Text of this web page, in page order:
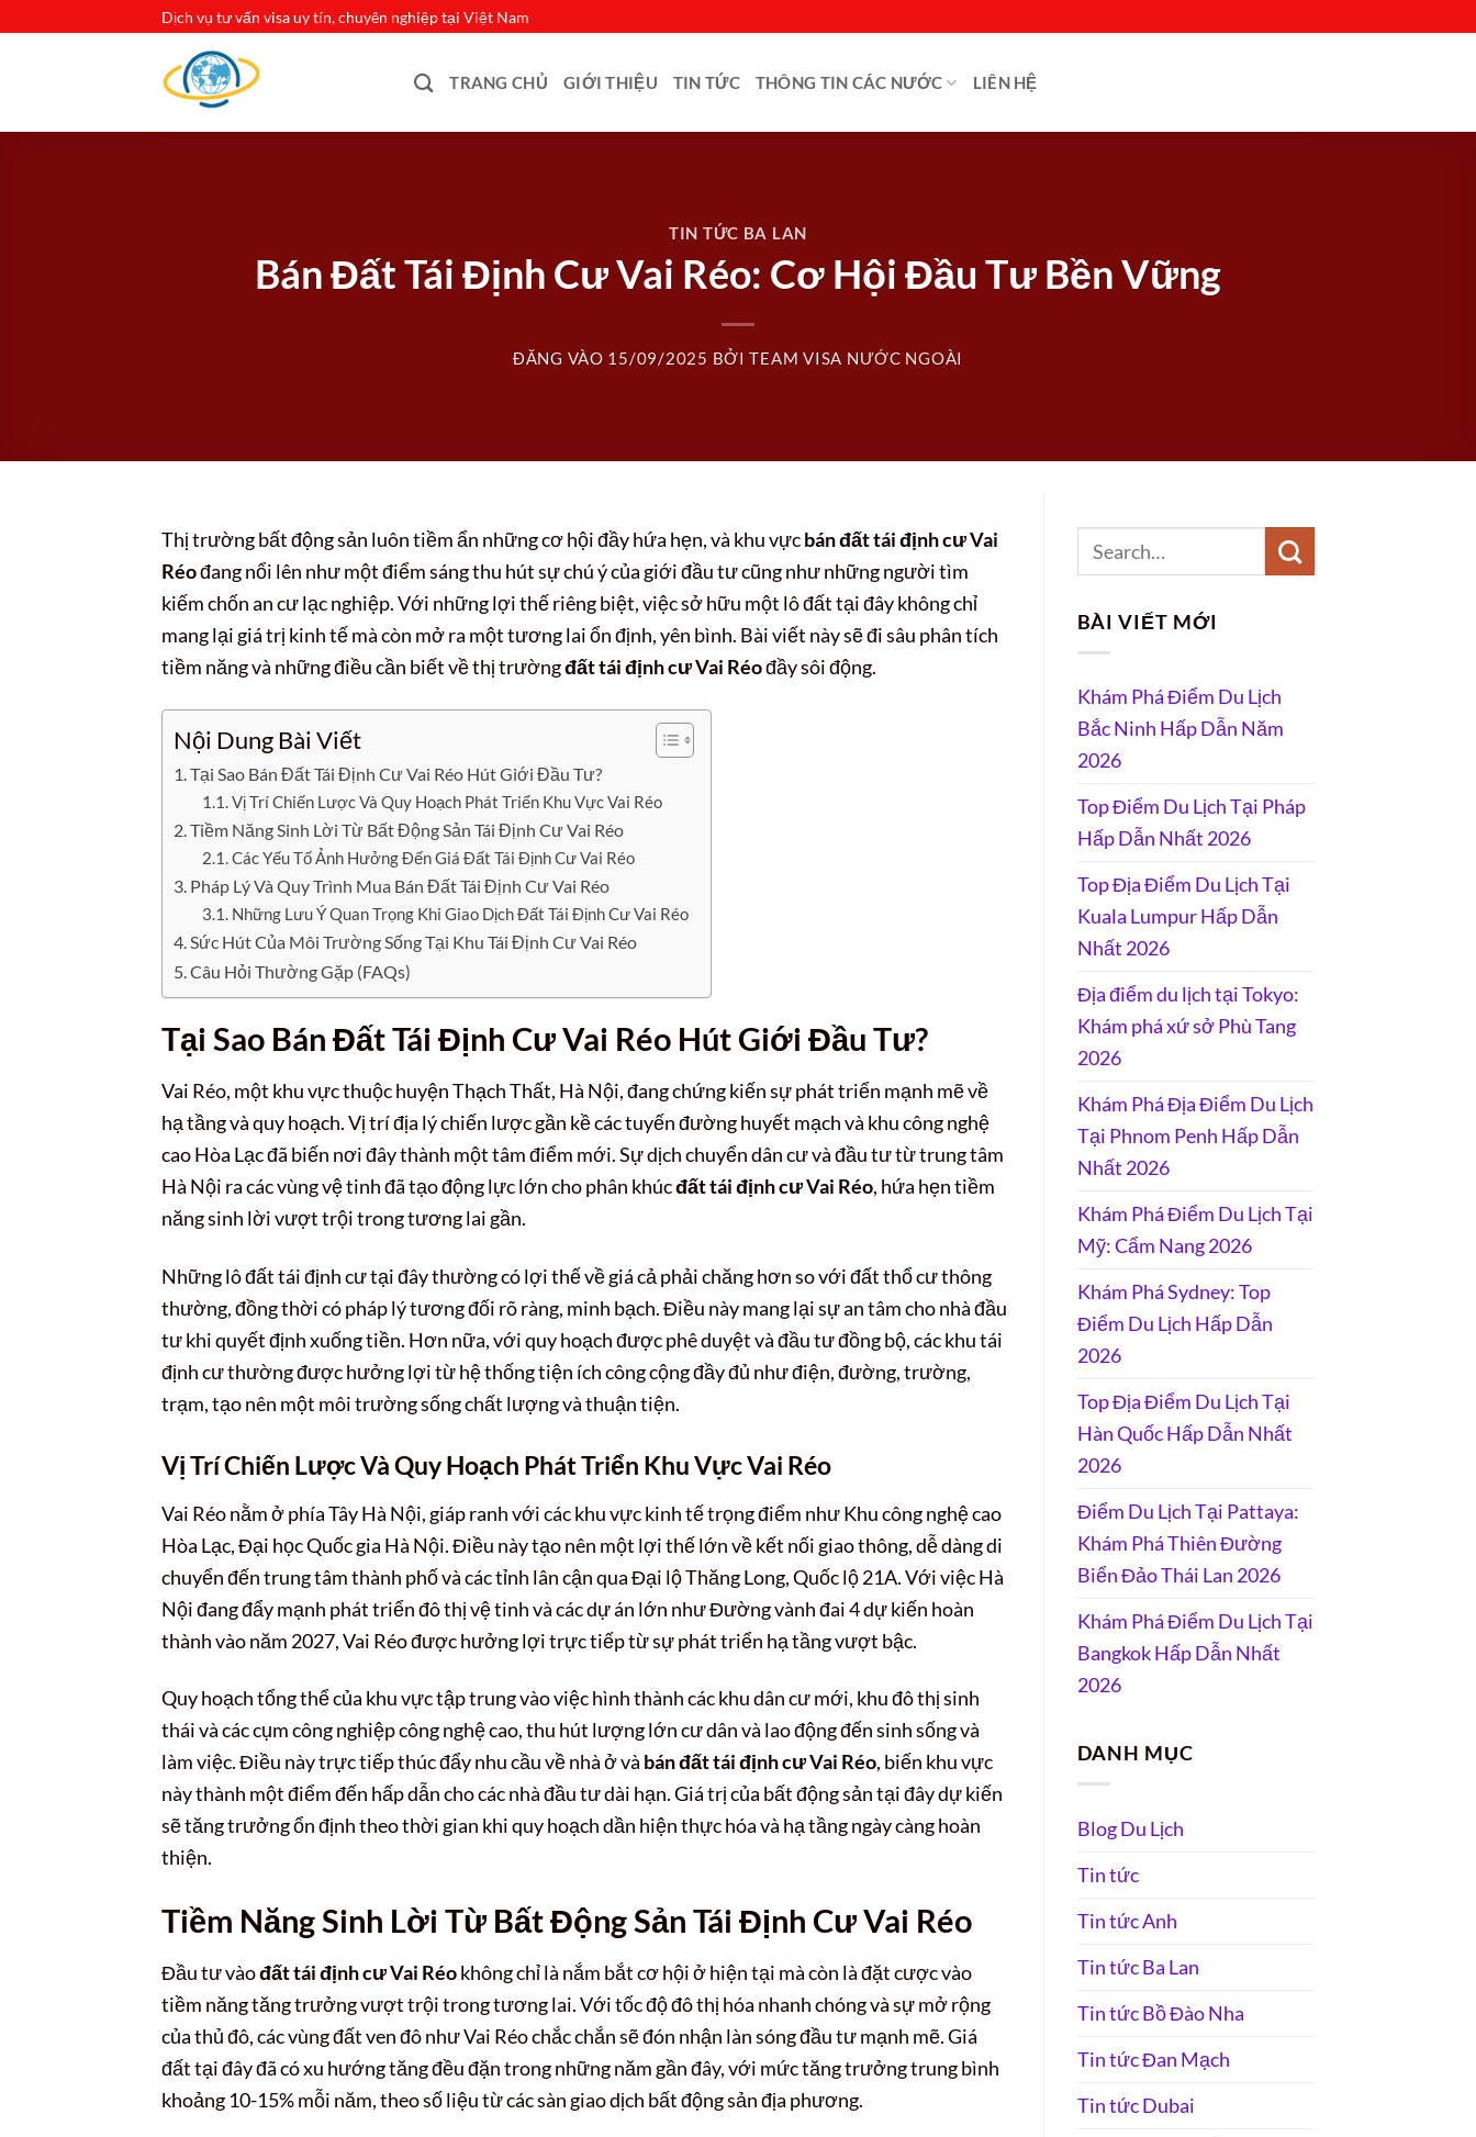
Dịch vụ tư vấn visa uy tín, chuyên nghiệp tại Việt Nam
TRANG CHỦ GIỚI THIỆU TIN TỨC THÔNG TIN CÁC NƯỚC LIÊN HỆ
TIN TỨC BA LAN
Bán Đất Tái Định Cư Vai Réo: Cơ Hội Đầu Tư Bền Vững
ĐĂNG VÀO 15/09/2025 BỞITEAM VISA NƯỚC NGOÀI
Thị trường bất động sản luôn tiềm ẩn những cơ hội đầy hứa hẹn, và khu vựcbán đất tái định cư Vai
Réođang nổi lên như một điểm sáng thu hút sự chú ý của giới đầu tư cũng như những người tìm
kiếm chốn an cư lạc nghiệp. Với những lợi thế riêng biệt, việc sở hữu một lô đất tại đây không chỉ
mang lại giá trị kinh tế mà còn mở ra một tương lai ổn định, yên bình. Bài viết này sẽ đi sâu phân tích
tiềm năng và những điều cần biết về thị trườngđất tái định cư Vai Réođầy sôi động.
Nội Dung Bài Viết
Tại Sao Bán Đất Tái Định Cư Vai Réo Hút Giới Đầu Tư?
Vị Trí Chiến Lược Và Quy Hoạch Phát Triển Khu Vực Vai Réo
Tiềm Năng Sinh Lời Từ Bất Động Sản Tái Định Cư Vai Réo
Các Yếu Tố Ảnh Hưởng Đến Giá Đất Tái Định Cư Vai Réo
Pháp Lý Và Quy Trình Mua Bán Đất Tái Định Cư Vai Réo
Những Lưu Ý Quan Trọng Khi Giao Dịch Đất Tái Định Cư Vai Réo
Sức Hút Của Môi Trường Sống Tại Khu Tái Định Cư Vai Réo
Câu Hỏi Thường Gặp (FAQs)
Tại Sao Bán Đất Tái Định Cư Vai Réo Hút Giới Đầu Tư?
Vai Réo, một khu vực thuộc huyện Thạch Thất, Hà Nội, đang chứng kiến sự phát triển mạnh mẽ về
hạ tầng và quy hoạch. Vị trí địa lý chiến lược gần kề các tuyến đường huyết mạch và khu công nghệ
cao Hòa Lạc đã biến nơi đây thành một tâm điểm mới. Sự dịch chuyển dân cư và đầu tư từ trung tâm
Hà Nội ra các vùng vệ tinh đã tạo động lực lớn cho phân khúcđất tái định cư Vai Réo, hứa hẹn tiềm
năng sinh lời vượt trội trong tương lai gần.
Những lô đất tái định cư tại đây thường có lợi thế về giá cả phải chăng hơn so với đất thổ cư thông
thường, đồng thời có pháp lý tương đối rõ ràng, minh bạch. Điều này mang lại sự an tâm cho nhà đầu
tư khi quyết định xuống tiền. Hơn nữa, với quy hoạch được phê duyệt và đầu tư đồng bộ, các khu tái
định cư thường được hưởng lợi từ hệ thống tiện ích công cộng đầy đủ như điện, đường, trường,
trạm, tạo nên một môi trường sống chất lượng và thuận tiện.
Vị Trí Chiến Lược Và Quy Hoạch Phát Triển Khu Vực Vai Réo
Vai Réo nằm ở phía Tây Hà Nội, giáp ranh với các khu vực kinh tế trọng điểm như Khu công nghệ cao
Hòa Lạc, Đại học Quốc gia Hà Nội. Điều này tạo nên một lợi thế lớn về kết nối giao thông, dễ dàng di
chuyển đến trung tâm thành phố và các tỉnh lân cận qua Đại lộ Thăng Long, Quốc lộ 21A. Với việc Hà
Nội đang đẩy mạnh phát triển đô thị vệ tinh và các dự án lớn như Đường vành đai 4 dự kiến hoàn
thành vào năm 2027, Vai Réo được hưởng lợi trực tiếp từ sự phát triển hạ tầng vượt bậc.
Quy hoạch tổng thể của khu vực tập trung vào việc hình thành các khu dân cư mới, khu đô thị sinh
thái và các cụm công nghiệp công nghệ cao, thu hút lượng lớn cư dân và lao động đến sinh sống và
làm việc. Điều này trực tiếp thúc đẩy nhu cầu về nhà ở và bán đất tái định cư Vai Réo, biến khu vực
này thành một điểm đến hấp dẫn cho các nhà đầu tư dài hạn. Giá trị của bất động sản tại đây dự kiến
sẽ tăng trưởng ổn định theo thời gian khi quy hoạch dần hiện thực hóa và hạ tầng ngày càng hoàn
thiện.
Tiềm Năng Sinh Lời Từ Bất Động Sản Tái Định Cư Vai Réo
Đầu tư vàođất tái định cư Vai Réokhông chỉ là nắm bắt cơ hội ở hiện tại mà còn là đặt cược vào
tiềm năng tăng trưởng vượt trội trong tương lai. Với tốc độ đô thị hóa nhanh chóng và sự mở rộng
của thủ đô, các vùng đất ven đô như Vai Réo chắc chắn sẽ đón nhận làn sóng đầu tư mạnh mẽ. Giá
đất tại đây đã có xu hướng tăng đều đặn trong những năm gần đây, với mức tăng trưởng trung bình
khoảng 10-15% mỗi năm, theo số liệu từ các sàn giao dịch bất động sản địa phương.
BÀI VIẾT MỚI
Khám Phá Điểm Du Lịch
Bắc Ninh Hấp Dẫn Năm
2026
Top Điểm Du Lịch Tại Pháp
Hấp Dẫn Nhất 2026
Top Địa Điểm Du Lịch Tại
Kuala Lumpur Hấp Dẫn
Nhất 2026
Địa điểm du lịch tại Tokyo:
Khám phá xứ sở Phù Tang
2026
Khám Phá Địa Điểm Du Lịch
Tại Phnom Penh Hấp Dẫn
Nhất 2026
Khám Phá Điểm Du Lịch Tại
Mỹ: Cẩm Nang 2026
Khám Phá Sydney: Top
Điểm Du Lịch Hấp Dẫn
2026
Top Địa Điểm Du Lịch Tại
Hàn Quốc Hấp Dẫn Nhất
2026
Điểm Du Lịch Tại Pattaya:
Khám Phá Thiên Đường
Biển Đảo Thái Lan 2026
Khám Phá Điểm Du Lịch Tại
Bangkok Hấp Dẫn Nhất
2026
DANH MỤC
Blog Du Lịch
Tin tức
Tin tức Anh
Tin tức Ba Lan
Tin tức Bồ Đào Nha
Tin tức Đan Mạch
Tin tức Dubai